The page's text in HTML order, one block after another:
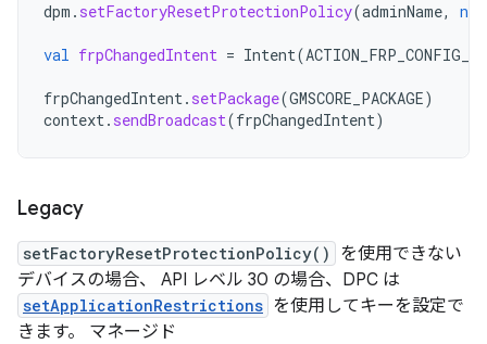
dpm . setFactoryResetProtectionPolicy(adminName,
val frpChangedIntent = Intent(
frpChangedIntent. setPackage(GMSCORE_PACKAGE)
context. sendBroadcast(frpChangedIntent)
Legacy
setFactoryResetProtectionPolicy()
を使用できない
デバイスの場合、 API レベル 30 の場合、DPC は
setApplicationRestrictions を使用してキーを設定で
きます。 マネージド